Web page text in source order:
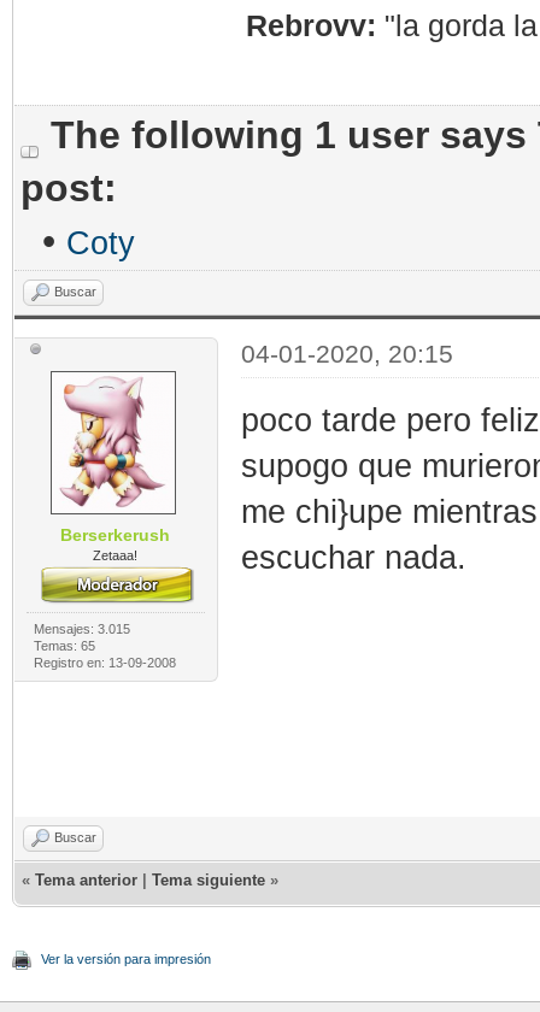
Rebrovv: "la gorda
The following 1 user
post:
• Coty
Buscar
Berserkerush
Zetaaa!
Mensajes: 3.015
Temas: 65
Registro en: 13-09-2008
04-01-2020, 20:15
poco tarde pero
supogo que
me chi}upe
escuchar nada.
Buscar
« Tema anterior Tema siguiente »
Ver la versión para impresión